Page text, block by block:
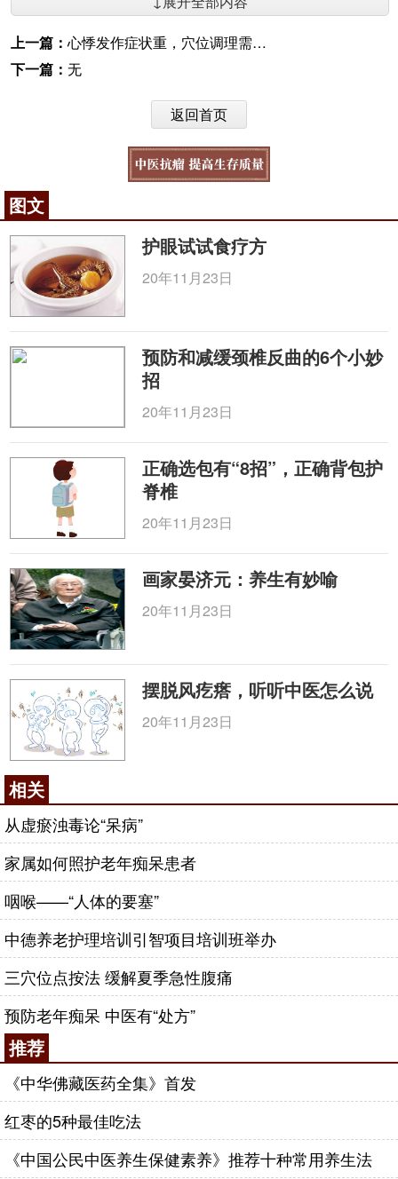
上一篇： 心悸发作症状重，穴位调理需分型
下一篇： 无
返回首页
图文
护眼试试食疗方
20年11月23日
预防和减缓颈椎反曲的6个小妙
招
20年11月23日
正确选包有“8招”，正确背包护
脊椎
20年11月23日
画家晏济元：养生有妙喻
20年11月23日
摆脱风疙瘩，听听中医怎么说
20年11月23日
相关
从虚瘀浊毒论“呆病”
家属如何照护老年痴呆患者
咽喉——“人体的要塞”
中德养老护理培训引智项目培训班举办
三穴位点按法 缓解夏季急性腹痛
预防老年痴呆 中医有“处方”
推荐
《中华佛藏医药全集》首发
红枣的5种最佳吃法
《中国公民中医养生保健素养》推荐十种常用养生法